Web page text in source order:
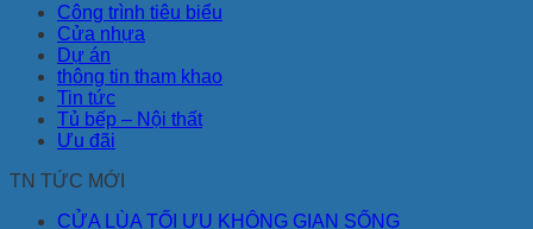
Công trình tiêu biểu
Cửa nhựa
Dự án
thông tin tham khao
Tin tức
Tủ bếp – Nội thất
Ưu đãi
TN TỨC MỚI
CỬA LÙA TỐI ƯU KHÔNG GIAN SỐNG